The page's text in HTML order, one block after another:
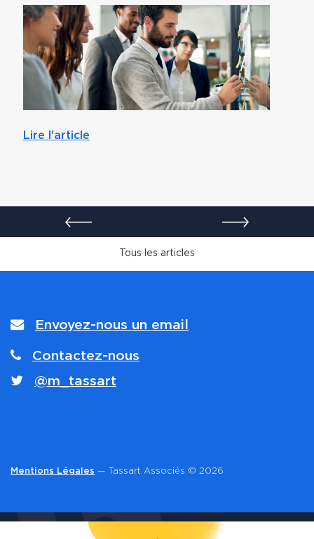
Lire l'article
Envoyez-nous un email
Contactez-nous
@m_tassart
Mentions Légales — Tassart Associés © 2026